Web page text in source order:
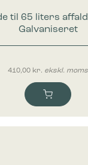
til 65 liters
Galvaniseret
410,00 kr. ekskl. moms